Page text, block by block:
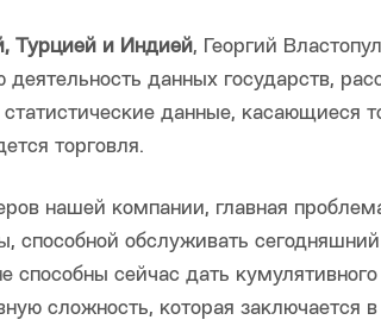
Турцией и Индией, Георгий
данных государств,
данные, касающиеся
торговля.
нашей компании, главная
способной обслуживать
сейчас дать
сложность, которая заключается в